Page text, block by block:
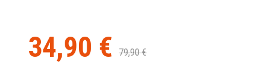
34,90 € 79,90 €